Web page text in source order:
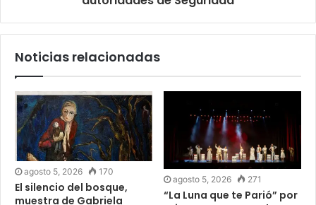
Noticias relacionadas
agosto 5, 2026 170
El silencio del bosque,
muestra de Gabriela
agosto 5, 2026 271
“La Luna que te Parió” por